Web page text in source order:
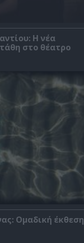
Η νέα
στο θέατρο
Ομαδική έκθεση